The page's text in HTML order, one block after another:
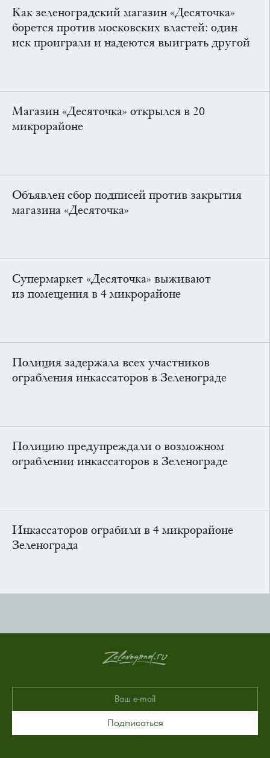
Как зеленоградский магазин «Десяточка»
борется против московских властей: один
иск проиграли и надеются выиграть другой
Магазин «Десяточка» открылся в 20
микрорайоне
Объявлен сбор подписей против закрытия
магазина «Десяточка»
Супермаркет «Десяточка» выживают
из помещения в 4 микрорайоне
Полиция задержала всех участников
ограбления инкассаторов в Зеленограде
Полицию предупреждали о возможном
ограблении инкассаторов в Зеленограде
Инкассаторов ограбили в 4 микрорайоне
Зеленограда
Подписаться